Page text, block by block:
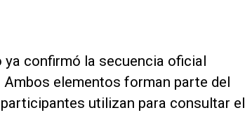
ya confirmó la secuencia oficial
elementos forman parte del
utilizan para consultar el